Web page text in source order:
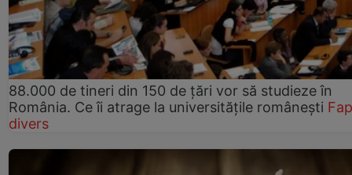
88.000 de tineri din 150 de țări vor să studieze în
România. Ce îi atrage la universitățile românești
divers